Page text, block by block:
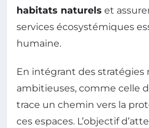
habitats naturels et
services écosystémiques
humaine.
En intégrant des stratégies
ambitieuses, comme celle
trace un chemin vers la
ces espaces. L’objectif